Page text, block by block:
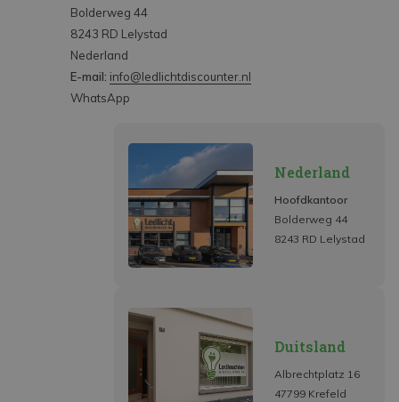
Bolderweg 44
8243 RD Lelystad
Nederland
E-mail: info@ledlichtdiscounter.nl
WhatsApp
Nederland
Hoofdkantoor
Bolderweg 44
8243 RD Lelystad
Duitsland
Albrechtplatz 16
47799 Krefeld